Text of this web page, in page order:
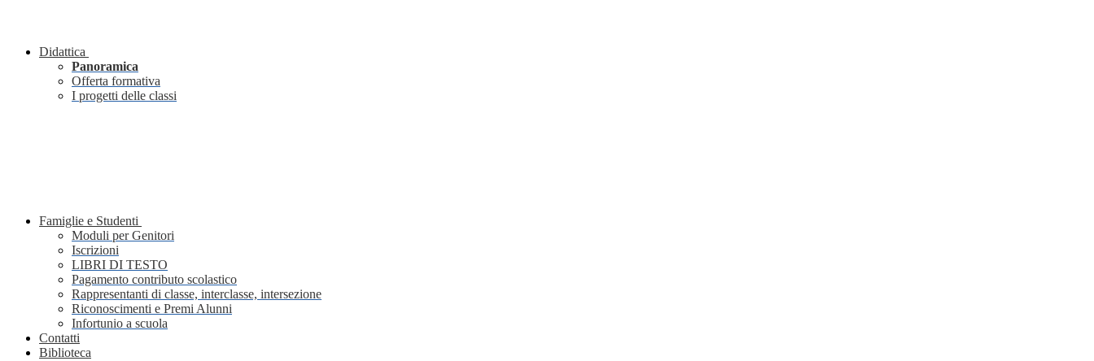
Didattica
Panoramica
Offerta formativa
I progetti delle classi
Famiglie e Studenti
Moduli per Genitori
Iscrizioni
LIBRI DI TESTO
Pagamento contributo scolastico
Rappresentanti di classe, interclasse, intersezione
Riconoscimenti e Premi Alunni
Infortunio a scuola
Contatti
Biblioteca